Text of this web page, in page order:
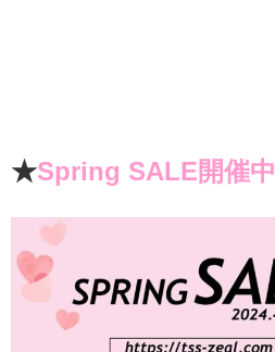
★Spring SALE開催中